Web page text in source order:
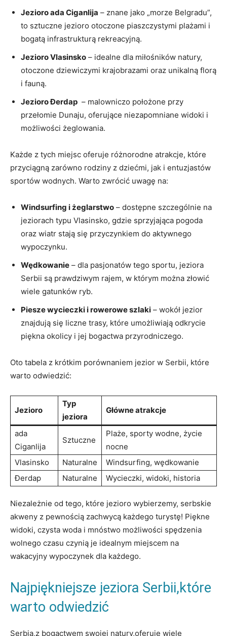
Jezioro ada Ciganlija –‌ znane jako „morze ​Belgradu”,
to sztuczne jezioro otoczone piaszczystymi plażami i
bogatą infrastrukturą rekreacyjną.
Jezioro Vlasinsko – ⁢idealne dla miłośników natury,
⁣otoczone dziewiczymi krajobrazami oraz unikalną florą
i fauną.
Jezioro Đerdap ​ – malowniczo położone przy‌
przełomie ⁣Dunaju,⁢ oferujące niezapomniane⁢ widoki​ i
możliwości żeglowania.
Każde⁢ z tych miejsc‍ oferuje różnorodne atrakcje, które
przyciągną⁤ zarówno rodziny z dziećmi, jak i entuzjastów
sportów wodnych. Warto zwrócić uwagę na:
Windsurfing i żeglarstwo – dostępne‌ szczególnie na
jeziorach typu Vlasinsko, gdzie ‌sprzyjająca pogoda
oraz ⁣wiatr stają się przyczynkiem ⁢do aktywnego
‌wypoczynku.
Wędkowanie – dla pasjonatów tego​ sportu, jeziora
Serbii​ są prawdziwym rajem,⁣ w ⁤którym⁢ można złowić
wiele⁤ gatunków ryb.
Piesze wycieczki ⁤i rowerowe szlaki –‍ wokół ​jezior
znajdują się liczne trasy, które‍ umożliwiają odkrycie
piękna okolicy i jej bogactwa przyrodniczego.
Oto tabela ​z krótkim⁢ porównaniem jezior w Serbii, ​które
warto odwiedzić:
Jezioro
Typ⁤
jeziora
Główne atrakcje
ada
Ciganlija
Sztuczne
Plaże, sporty wodne, życie
nocne
Vlasinsko
Naturalne
Windsurfing, wędkowanie
Đerdap
Naturalne Wycieczki, widoki, historia
Niezależnie od ‍tego, które jezioro wybierzemy, serbskie
akweny z ‍pewnością zachwycą⁤ każdego turystę!⁤ Piękne
widoki, czysta woda i mnóstwo możliwości ⁣spędzenia
wolnego​ czasu czynią je ⁢idealnym miejscem na
wakacyjny ⁤wypoczynek dla każdego.
Najpiękniejsze jeziora Serbii,które
warto odwiedzić
Serbia,z bogactwem swojej‍ natury,oferuje ​wiele